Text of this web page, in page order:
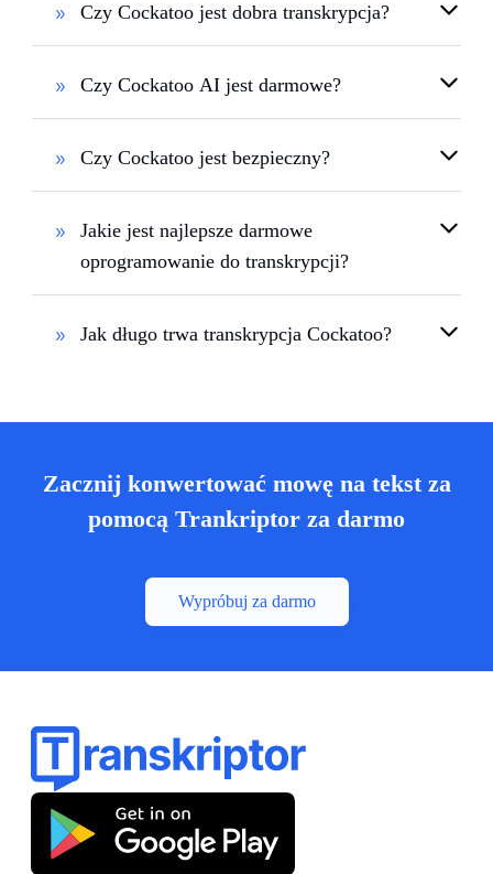
Czy Cockatoo jest dobra transkrypcja?
Czy Cockatoo AI jest darmowe?
Czy Cockatoo jest bezpieczny?
Jakie jest najlepsze darmowe
oprogramowanie do transkrypcji?
Jak długo trwa transkrypcja Cockatoo?
Zacznij konwertować mowę na tekst za
pomocą Trankriptor za darmo
Wypróbuj za darmo